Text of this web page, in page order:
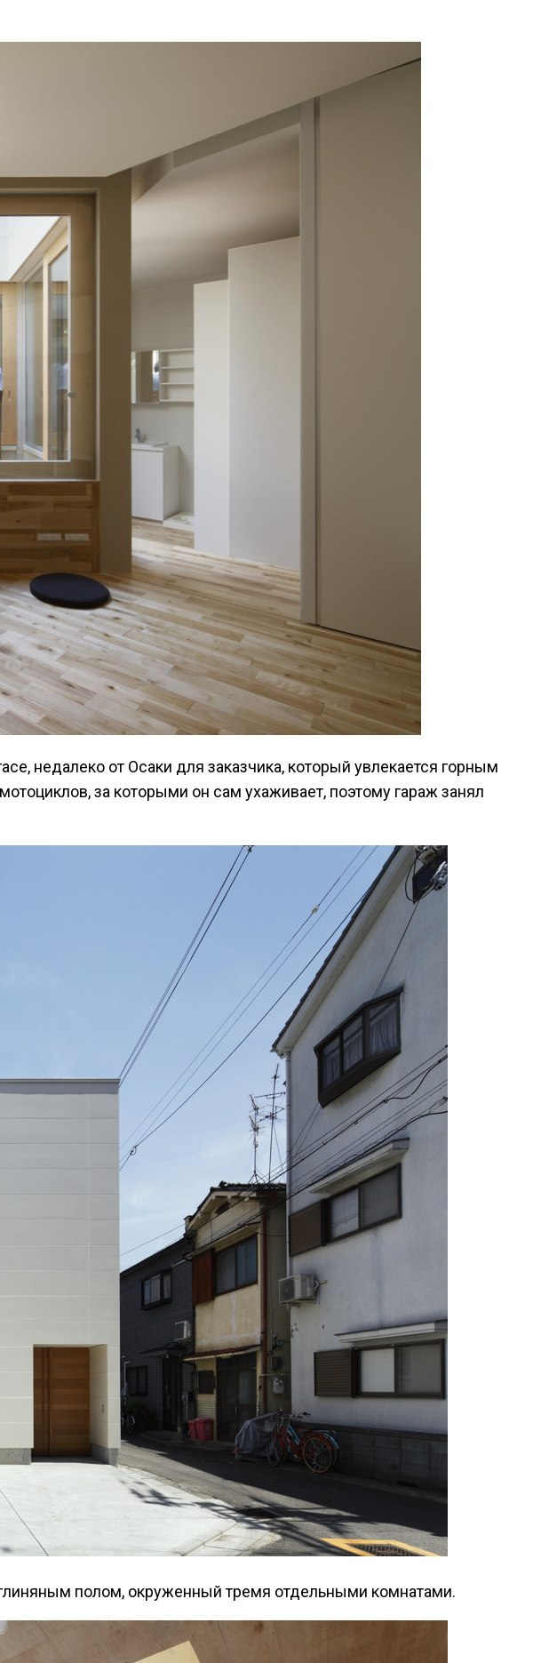
недалеко от Осаки для заказчика, который увлекается горным
за которыми он сам ухаживает, поэтому гараж занял
полом, окруженный тремя отдельными комнатами.